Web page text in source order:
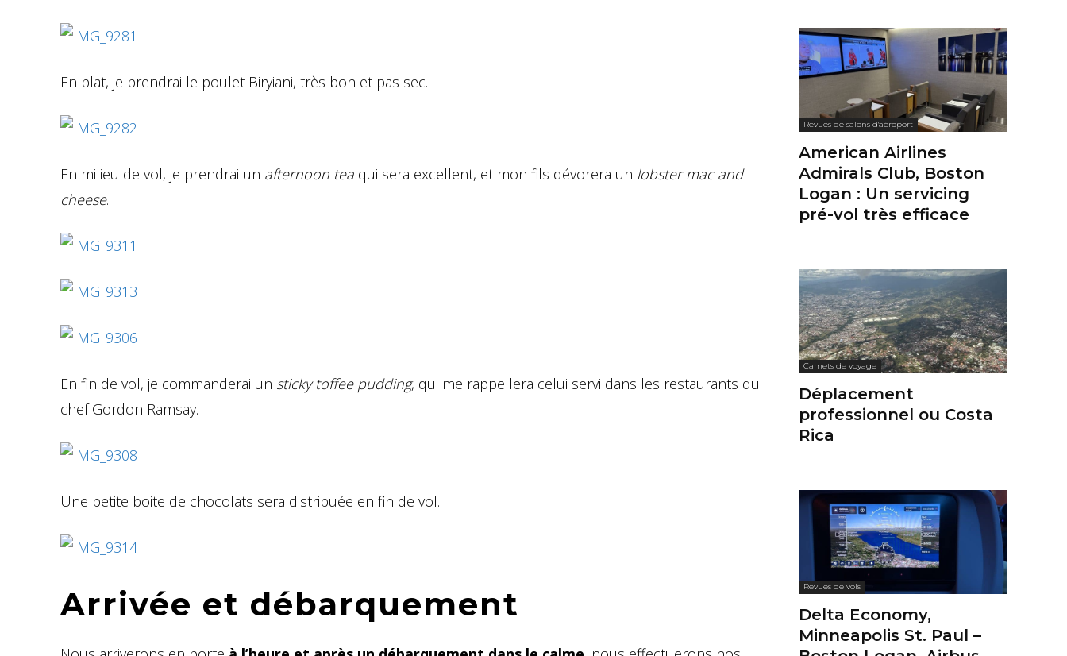
En plat, je prendrai le poulet Biryiani, très bon et pas sec.
En milieu de vol, je prendrai un afternoon tea qui sera excellent, et mon fils dévorera un lobster mac and
cheese.
En fin de vol, je commanderai un sticky toffee pudding, qui me rappellera celui servi dans les restaurants du
chef Gordon Ramsay.
Une petite boite de chocolats sera distribuée en fin de vol.
Arrivée et débarquement
Revues de salons d'aéroport
American Airlines
Admirals Club, Boston
Logan : Un servicing
pré-vol très efficace
Carnets de voyage
Déplacement
professionnel ou Costa
Rica
Revues de vols
Delta Economy,
Minneapolis St. Paul –